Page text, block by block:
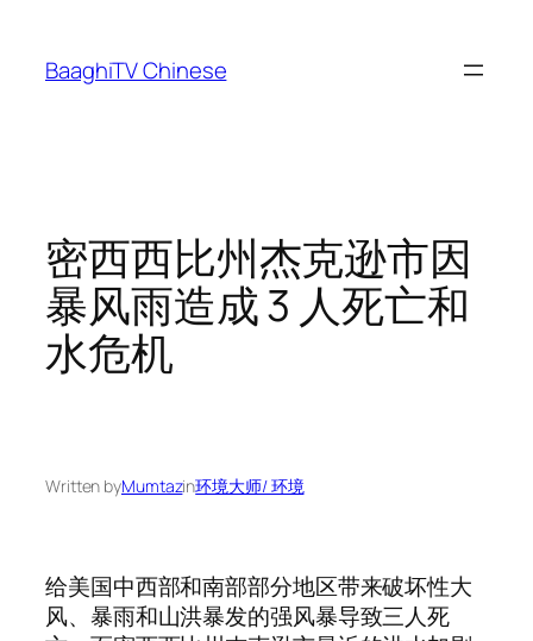
content
BaaghiTV Chinese
密西西比州杰克逊市因
暴风雨造成 3 人死亡和
水危机
Written byMumtazin环境大师/ 环境
给美国中西部和南部部分地区带来破坏性大
风、暴雨和山洪暴发的强风暴导致三人死